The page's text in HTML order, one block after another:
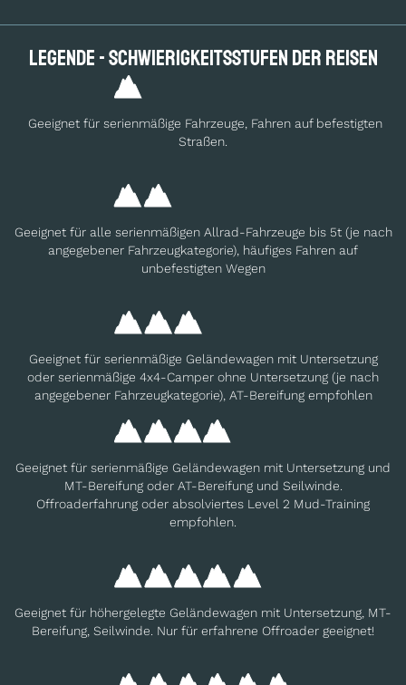
Legende - Schwierig­keits­stufen der Reisen
Geeignet für serienmäßige Fahrzeuge, Fahren auf befestigten
Straßen.
Geeignet für alle serienmäßigen Allrad-Fahrzeuge bis 5t (je nach
angegebener Fahrzeugkategorie), häufiges Fahren auf
unbefestigten Wegen
Geeignet für serienmäßige Geländewagen mit Untersetzung
oder serienmäßige 4x4-Camper ohne Untersetzung (je nach
angegebener Fahrzeugkategorie), AT-Bereifung empfohlen
Geeignet für serienmäßige Geländewagen mit Untersetzung und
MT-Bereifung oder AT-Bereifung und Seilwinde.
Offroaderfahrung oder absolviertes Level 2 Mud-Training
empfohlen.
Geeignet für höhergelegte Geländewagen mit Untersetzung, MT-
Bereifung, Seilwinde. Nur für erfahrene Offroader geeignet!